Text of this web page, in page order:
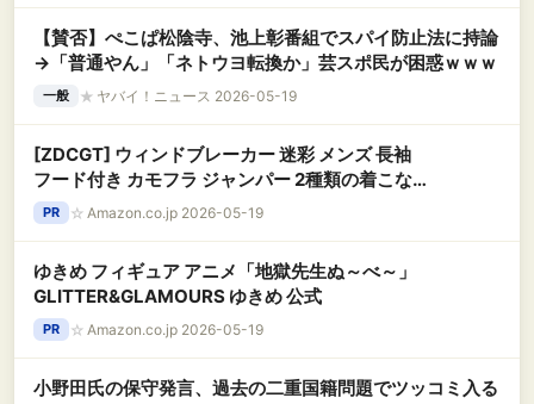
【賛否】ぺこぱ松陰寺、池上彰番組でスパイ防止法に持論
→「普通やん」「ネトウヨ転換か」芸スポ民が困惑ｗｗｗ
一般 ★ ヤバイ！ニュース 2026-05-19
[ZDCGT] ウィンドブレーカー 迷彩 メンズ 長袖
フード付き カモフラ ジャンパー 2種類の着こな
し マウンテンジャケット 軽量 防風 撥水 パーカー
アウトドア アウター トップス 光沢感 5色 5サイ
PR ☆ Amazon.co.jp 2026-05-19
ゆきめ フィギュア アニメ「地獄先生ぬ～べ～」
GLITTER&GLAMOURS ゆきめ 公式
PR ☆ Amazon.co.jp 2026-05-19
小野田氏の保守発言、過去の二重国籍問題でツッコミ入る